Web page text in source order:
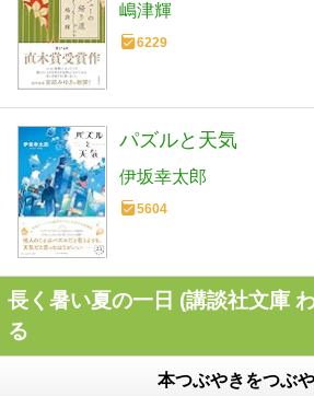
嶋津輝
6229
パズルと天気
伊坂幸太郎
5604
長く暑い夏の一日 (講談社文庫
る
本つぶやきをつぶや